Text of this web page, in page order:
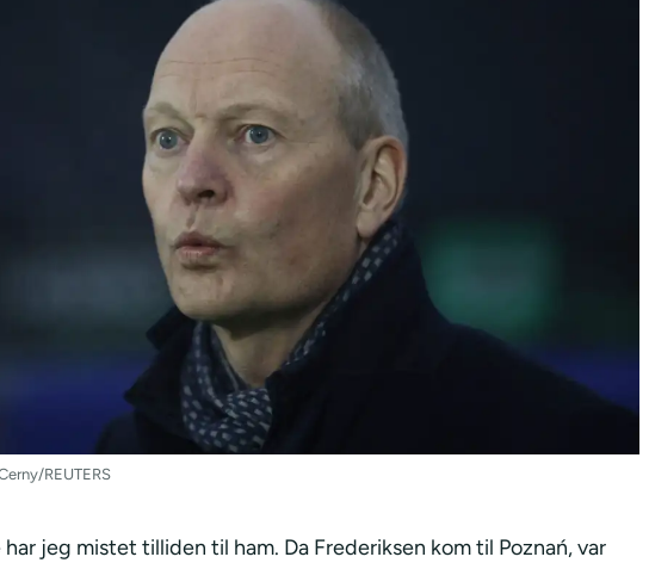
REUTERS
jeg mistet tilliden til ham. Da Frederiksen kom til Poznań, var